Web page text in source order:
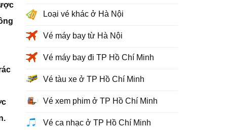
Loại vé khác ở Hà Nội
Vé máy bay từ Hà Nội
Vé máy bay đi TP Hồ Chí Minh
Vé tàu xe ở TP Hồ Chí Minh
Vé xem phim ở TP Hồ Chí Minh
Vé ca nhạc ở TP Hồ Chí Minh